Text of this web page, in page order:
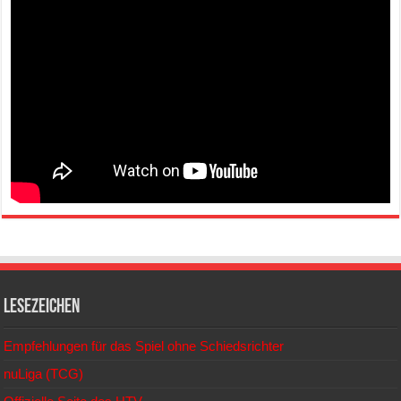
Lesezeichen
Empfehlungen für das Spiel ohne Schiedsrichter
nuLiga (TCG)